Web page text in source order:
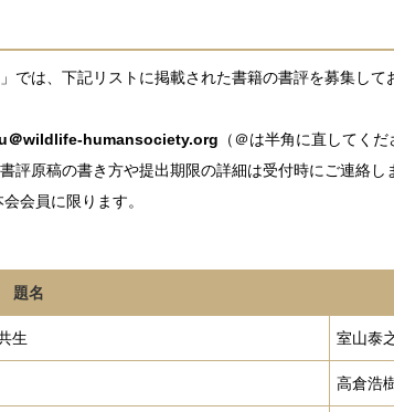
では、下記リストに掲載された書籍の書評を募集し
＠wildlife-humansociety.org （＠は半角に直してく
評原稿の書き方や提出期限の詳細は受付時にご連絡
会員に限ります。
題名
生 室山泰
高倉浩